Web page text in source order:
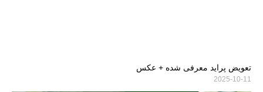
تعویض پراید معرفی شده + عکس
2025-10-11